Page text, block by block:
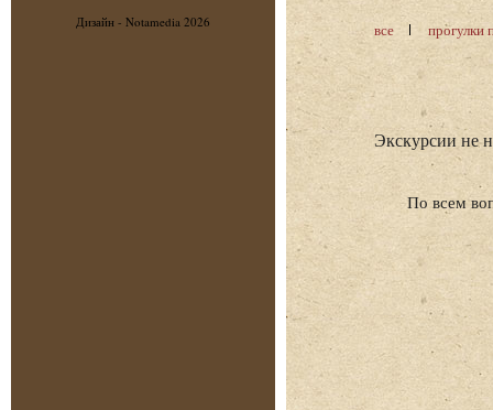
Дизайн - Notamedia 2026 все прогулки
Экскурсии не
По всем